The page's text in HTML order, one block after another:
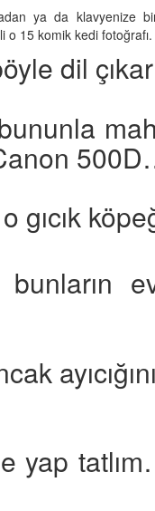
ya da klavyenize
o 15 komik kedi fotoğrafı.
dil
gıcık
yap
mı,